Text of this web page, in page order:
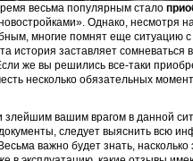
весьма популярным стало
Однако, несмотря
многие помнят еще ситуацию
история заставляет
же вы решились все-таки
несколько обязательных
злейшим вашим врагом в данной
следует выяснить всю
важно будет знать,